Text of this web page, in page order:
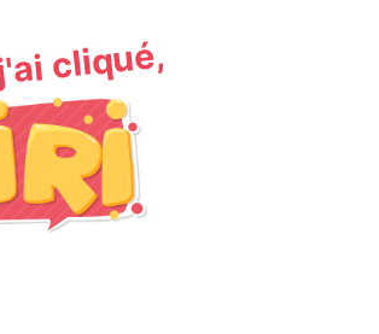
cliqué,